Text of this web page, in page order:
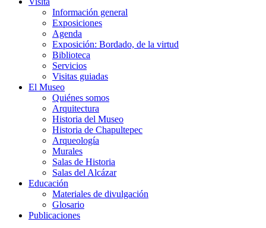
Información general
Exposiciones
Agenda
Exposición: Bordado, de la virtud
Biblioteca
Servicios
Visitas guiadas
El Museo
Quiénes somos
Arquitectura
Historia del Museo
Historia de Chapultepec
Arqueología
Murales
Salas de Historia
Salas del Alcázar
Educación
Materiales de divulgación
Glosario
Publicaciones